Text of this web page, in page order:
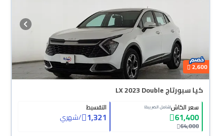
2,600
كيا سبورتاج LX 2023 Double
سعر الكاش(شامل الضريبة)
61,400
64,000
التقسيط
1,321
/شهري